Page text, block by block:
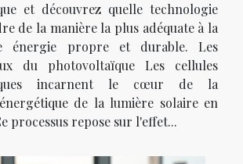
et découvrez quelle technologie
de la manière la plus adéquate à la
énergie propre et durable. Les
du photovoltaïque Les cellules
incarnent le cœur de la
de la lumière solaire en
processus repose sur l'effet...